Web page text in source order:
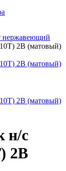
нержавеющий
2B (матовый)
2B (матовый)
2B (матовый)
н/с
2B